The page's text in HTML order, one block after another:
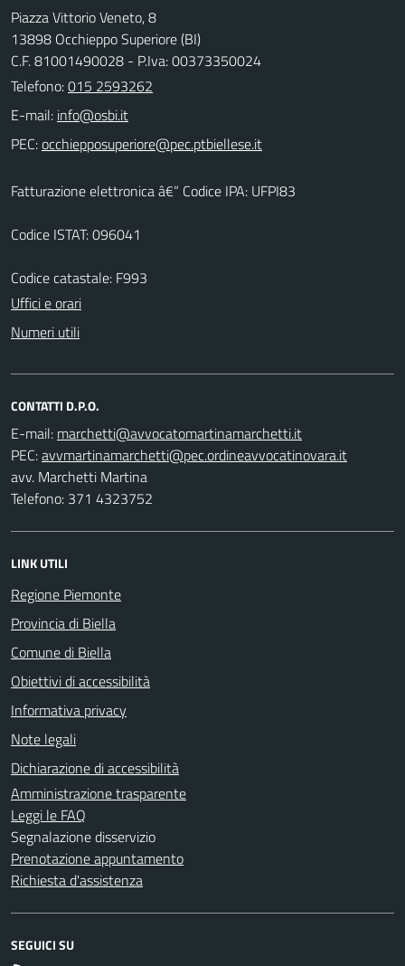
Piazza Vittorio Veneto, 8
13898 Occhieppo Superiore (BI)
C.F. 81001490028 - P.Iva: 00373350024
Telefono:015 2593262
E-mail:
PEC:
Fatturazione elettronica â€“ Codice IPA: UFPI83
Codice ISTAT: 096041
Codice catastale: F993
Uffici e orari
Numeri utili
CONTATTI D.P.O.
E-mail:
PEC:
avv. Marchetti Martina
Telefono: 371 4323752
LINK UTILI
Regione Piemonte
Provincia di Biella
Comune di Biella
Obiettivi di accessibilità
Informativa privacy
Note legali
Dichiarazione di accessibilità
Amministrazione trasparente
Leggi le FAQ
Segnalazione disservizio
Prenotazione appuntamento
Richiesta d'assistenza
SEGUICI SU